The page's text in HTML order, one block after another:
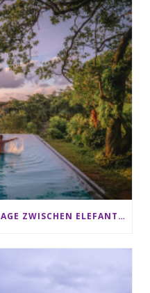
SRI LANKA RUNDREISE: 12 TAGE ZWISCHEN ELEFANTEN, TEEPLANTAGEN & STRAND ALS FAMILIE